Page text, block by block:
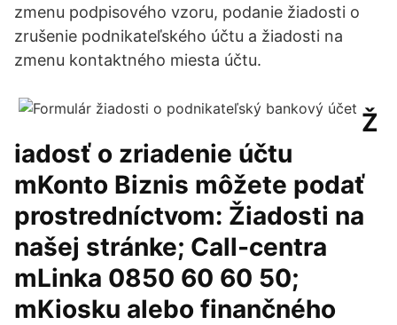
zmenu podpisového vzoru, podanie žiadosti o
zrušenie podnikateľského účtu a žiadosti na
zmenu kontaktného miesta účtu.
Ž
iadosť o zriadenie účtu
mKonto Biznis môžete podať
prostredníctvom: Žiadosti na
našej stránke; Call-centra
mLinka 0850 60 60 50;
mKiosku alebo finančného